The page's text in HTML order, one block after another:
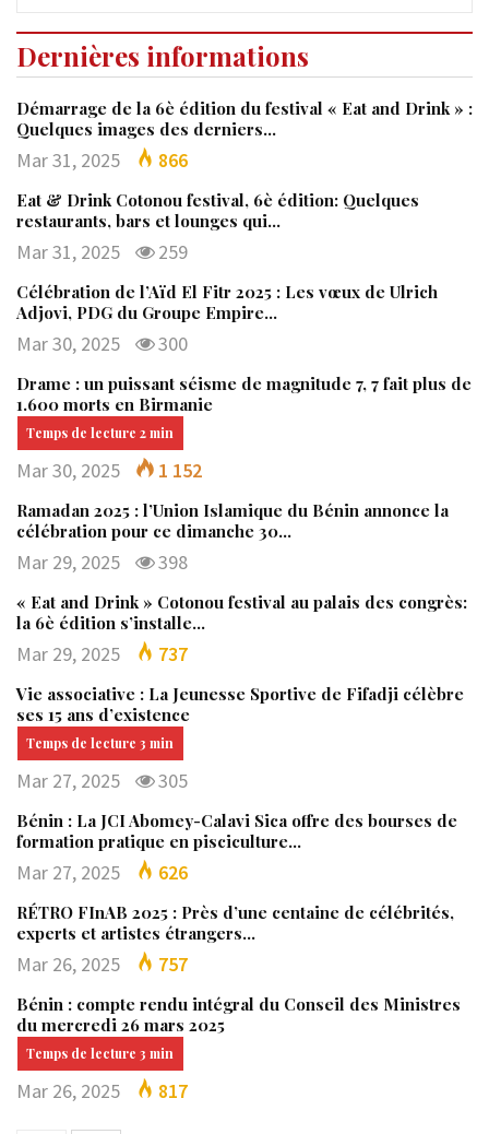
Dernières informations
Démarrage de la 6è édition du festival « Eat and Drink » :
Quelques images des derniers…
Mar 31, 2025 866
Eat & Drink Cotonou festival, 6è édition: Quelques
restaurants, bars et lounges qui…
Mar 31, 2025 259
Célébration de l’Aïd El Fitr 2025 : Les vœux de Ulrich
Adjovi, PDG du Groupe Empire…
Mar 30, 2025 300
Drame : un puissant séisme de magnitude 7, 7 fait plus de
1.600 morts en Birmanie
Mar 30, 2025 1 152
Ramadan 2025 : l’Union Islamique du Bénin annonce la
célébration pour ce dimanche 30…
Mar 29, 2025 398
« Eat and Drink » Cotonou festival au palais des congrès:
la 6è édition s’installe…
Mar 29, 2025 737
Vie associative : La Jeunesse Sportive de Fifadji célèbre
ses 15 ans d’existence
Mar 27, 2025 305
Bénin : La JCI Abomey-Calavi Sica offre des bourses de
formation pratique en pisciculture…
Mar 27, 2025 626
RÉTRO FInAB 2025 : Près d’une centaine de célébrités,
experts et artistes étrangers…
Mar 26, 2025 757
Bénin : compte rendu intégral du Conseil des Ministres
du mercredi 26 mars 2025
Mar 26, 2025 817